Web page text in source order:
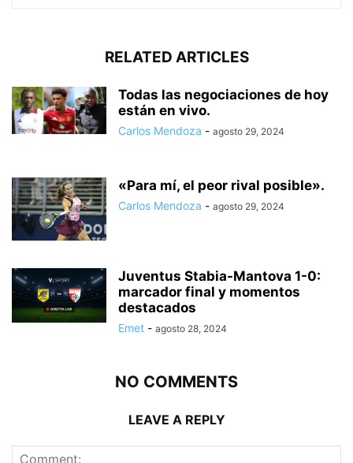
RELATED ARTICLES
Todas las negociaciones de hoy
están en vivo.
Carlos Mendoza - agosto 29, 2024
«Para mí, el peor rival posible».
Carlos Mendoza - agosto 29, 2024
Juventus Stabia-Mantova 1-0:
marcador final y momentos
destacados
Emet - agosto 28, 2024
NO COMMENTS
LEAVE A REPLY